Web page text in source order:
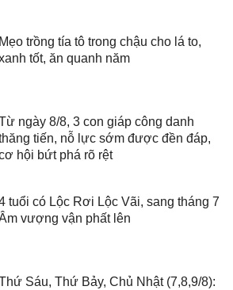
Mẹo trồng tía tô trong chậu cho lá to,
tốt, ăn quanh năm
ngày 8/8, 3 con giáp công danh
tiến, nỗ lực sớm được đền đáp,
hội bứt phá rõ rệt
tuổi có Lộc Rơi Lộc Vãi, sang tháng 7
vượng vận phất lên
Sáu, Thứ Bảy, Chủ Nhật (7,8,9/8):